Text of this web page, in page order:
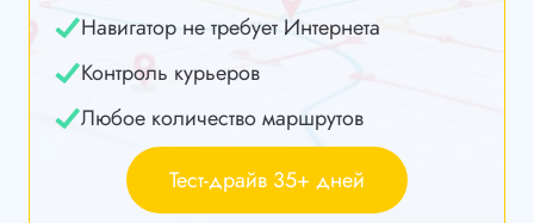
Навигатор не требует Интернета
Контроль курьеров
Любое количество маршрутов
Тест-драйв 35+ дней